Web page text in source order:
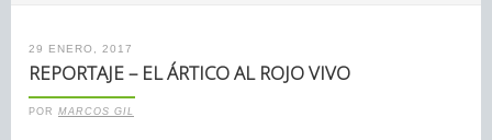
29 ENERO, 2017
REPORTAJE – EL ÁRTICO AL ROJO VIVO
POR MARCOS GIL